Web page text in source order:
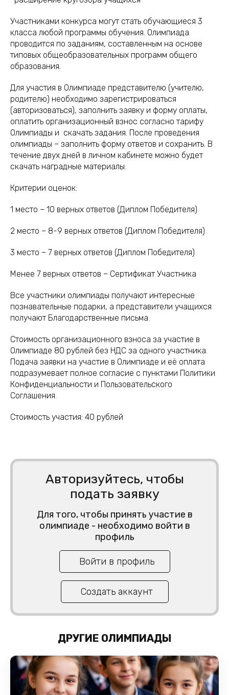
Участниками конкурса могут стать обучающиеся 3
класса любой программы обучения. Олимпиада
проводится по заданиям, составленным на основе
типовых общеобразовательных программ общего
образования.
Для участия в Олимпиаде представителю (учителю,
родителю) необходимо зарегистрироваться
(авторизоваться), заполнить заявку и форму оплаты,
оплатить организационный взнос согласно тарифу
Олимпиады и скачать задания. После проведения
олимпиады – заполнить форму ответов и сохранить. В
течение двух дней в личном кабинете можно будет
скачать наградные материалы.
Критерии оценок:
1 место – 10 верных ответов (Диплом Победителя)
2 место – 8-9 верных ответов (Диплом Победителя)
3 место – 7 верных ответов (Диплом Победителя)
Менее 7 верных ответов – Сертификат Участника
Все участники олимпиады получают интересные
познавательные подарки, а представители учащихся
получают Благодарственные письма.
Стоимость организационного взноса за участие в
Олимпиаде 80 рублей без НДС за одного участника.
Подача заявки на участие в Олимпиаде и её оплата
подразумевает полное согласие с пунктами Политики
Конфиденциальности и Пользовательского
Соглашения.
Стоимость участия: 40 рублей
Авторизуйтесь, чтобы
подать заявку
Для того, чтобы принять участие в
олимпиаде - необходимо войти в
профиль
Войти в профиль
Создать аккаунт
ДРУГИЕ ОЛИМПИАДЫ